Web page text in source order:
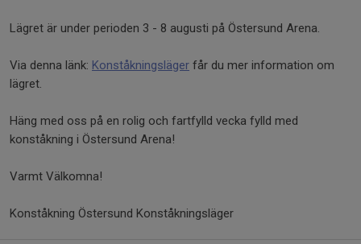
Lägret är under perioden 3 - 8 augusti på Östersund Arena.
Via denna länk: Konståkningsläger får du mer information om
lägret.
Häng med oss på en rolig och fartfylld vecka fylld med
konståkning i Östersund Arena!
Varmt Välkomna!
Konståkning Östersund Konståkningsläger